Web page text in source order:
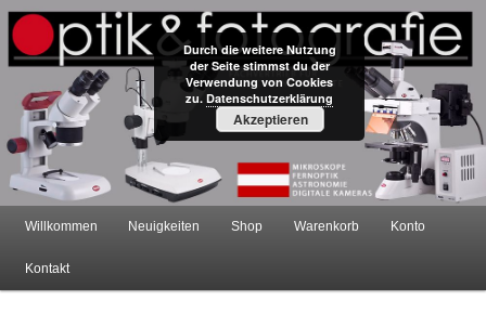
Mikroskope – Onlineshop –
Österreich
Hauptmenü
Zum
Zum
Willkommen Neuigkeiten Shop Warenkorb Konto
Kontakt
Durch die weitere Nutzung
der Seite stimmst du der
Verwendung von Cookies
zu. Datenschutzerklärung
Akzeptieren